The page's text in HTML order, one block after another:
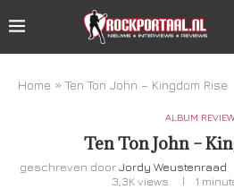
Home » Ten Ton John – Kingdom Rise
ALBUM REVIEW
Ten Ton John –
geschreven doorJordy Weustenraad
3,3K views 1